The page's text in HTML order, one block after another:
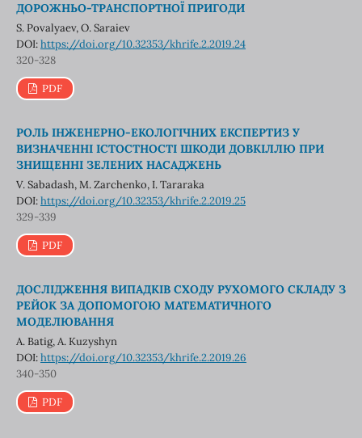
ДОРОЖНЬО-ТРАНСПОРТНОЇ ПРИГОДИ
S. Povalyaev, O. Saraiev
DOI:https://doi.org/10.32353/khrife.2.2019.24
320-328
PDF
РОЛЬ ІНЖЕНЕРНО-ЕКОЛОГІЧНИХ ЕКСПЕРТИЗ У
ВИЗНАЧЕННІ ІСТОСТНОСТІ ШКОДИ ДОВКІЛЛЮ ПРИ
ЗНИЩЕННІ ЗЕЛЕНИХ НАСАДЖЕНЬ
V. Sabadash, M. Zarchenko, I. Tararaka
DOI:https://doi.org/10.32353/khrife.2.2019.25
329-339
PDF
ДОСЛІДЖЕННЯ ВИПАДКІВ СХОДУ РУХОМОГО СКЛАДУ З
РЕЙОК ЗА ДОПОМОГОЮ МАТЕМАТИЧНОГО
МОДЕЛЮВАННЯ
А. Batig, A. Kuzyshyn
DOI:https://doi.org/10.32353/khrife.2.2019.26
340-350
PDF